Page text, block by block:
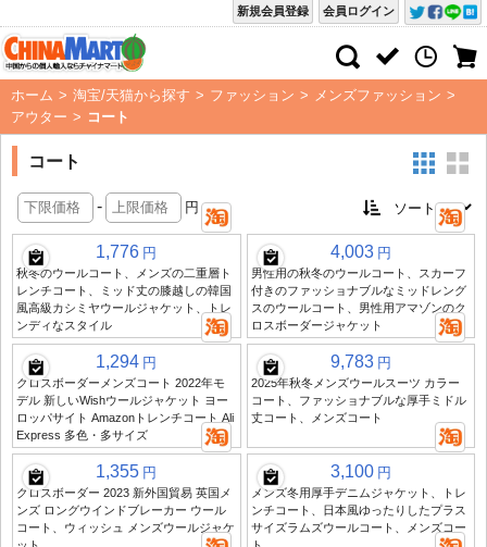
会員ログイン
新規会員登録
ホーム > 淘宝/天猫から探す > ファッション > メンズファッション >
アウター > コート
コート
- 円
1,776 円
秋冬のウールコート、メンズの二重層ト
レンチコート、ミッド丈の膝越しの韓国
風高級カシミヤウールジャケット、トレ
ンディなスタイル
4,003 円
男性用の秋冬のウールコート、スカーフ
付きのファッショナブルなミッドレング
スのウールコート、男性用アマゾンのク
ロスボーダージャケット
1,294 円
クロスボーダーメンズコート 2022年モ
デル 新しいWishウールジャケット ヨー
ロッパサイト Amazonトレンチコート Ali
Express 多色・多サイズ
9,783 円
2025年秋冬メンズウールスーツ カラー
コート、ファッショナブルな厚手ミドル
丈コート、メンズコート
1,355 円
クロスボーダー 2023 新外国貿易 英国メ
ンズ ロングウインドブレーカー ウール
コート、ウィッシュ メンズウールジャケ
3,100 円
メンズ冬用厚手デニムジャケット、トレ
ンチコート、日本風ゆったりしたプラス
サイズラムズウールコート、メンズコー